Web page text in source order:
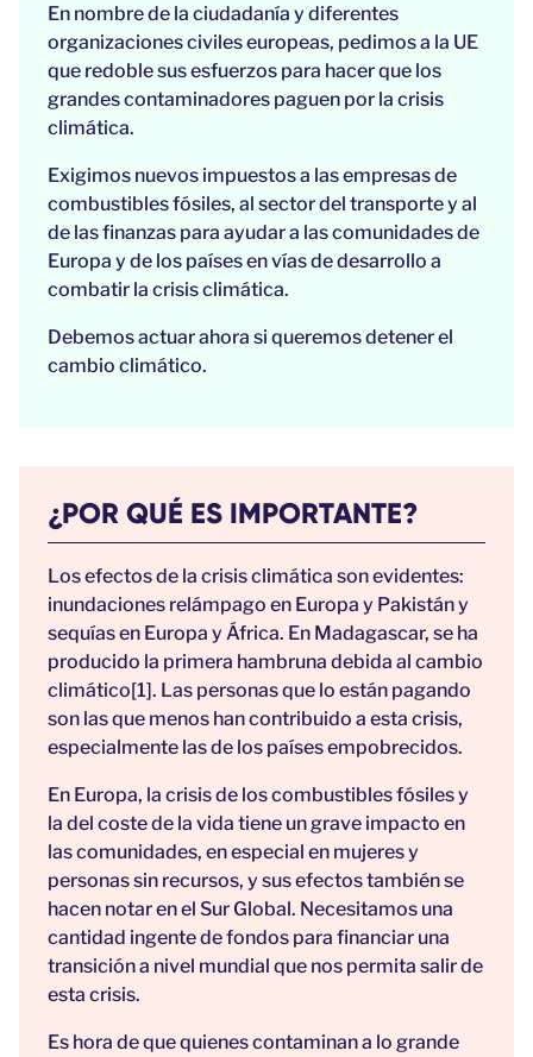
En nombre de la ciudadanía y diferentes
organizaciones civiles europeas, pedimos a la UE
que redoble sus esfuerzos para hacer que los
grandes contaminadores paguen por la crisis
climática.
Exigimos nuevos impuestos a las empresas de
combustibles fósiles, al sector del transporte y al
de las finanzas para ayudar a las comunidades de
Europa y de los países en vías de desarrollo a
combatir la crisis climática.
Debemos actuar ahora si queremos detener el
cambio climático.
¿POR QUÉ ES IMPORTANTE?
Los efectos de la crisis climática son evidentes:
inundaciones relámpago en Europa y Pakistán y
sequías en Europa y África. En Madagascar, se ha
producido la primera hambruna debida al cambio
climático[1]. Las personas que lo están pagando
son las que menos han contribuido a esta crisis,
especialmente las de los países empobrecidos.
En Europa, la crisis de los combustibles fósiles y
la del coste de la vida tiene un grave impacto en
las comunidades, en especial en mujeres y
personas sin recursos, y sus efectos también se
hacen notar en el Sur Global. Necesitamos una
cantidad ingente de fondos para financiar una
transición a nivel mundial que nos permita salir de
esta crisis.
Es hora de que quienes contaminan a lo grande